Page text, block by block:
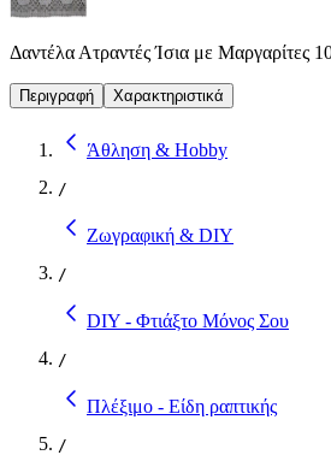
Δαντέλα Ατραντές Ίσια με Μαργαρίτες
Περιγραφή Χαρακτηριστικά
Άθληση & Hobby
/
Ζωγραφική & DIY
/
DIY - Φτιάξτο Μόνος Σου
/
Πλέξιμο - Είδη ραπτικής
/